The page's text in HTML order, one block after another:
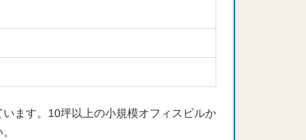
ます。10坪以上の小規模オフィスビルか